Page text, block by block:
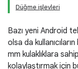
Düğme işlevleri
Bazı yeni Android
olsa da
mm kulaklıklara
kolaylaştırmak için